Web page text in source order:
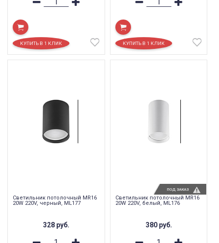
Светильник потолочный MR16
20W 220V, черный, ML177
328 руб.
Светильник потолочный MR16
20W 220V, белый, ML176
380 руб.
ПОД ЗАКАЗ